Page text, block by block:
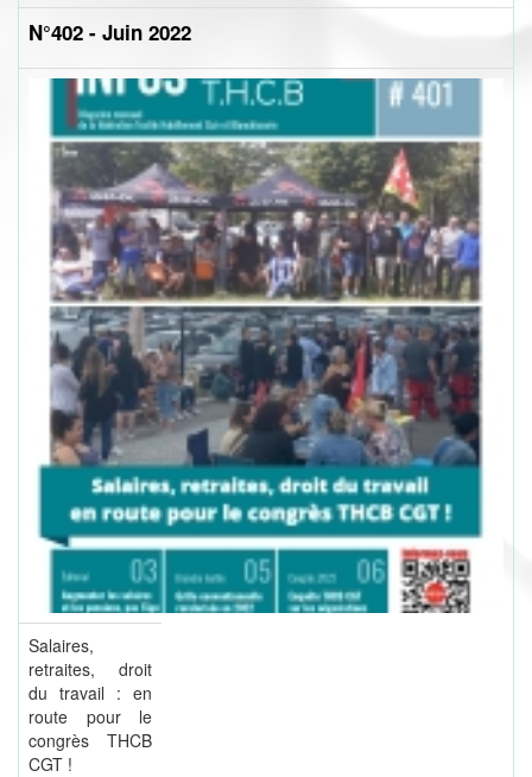
N°402 - Juin 2022
Salaires,
retraites, droit
du travail : en
route pour le
congrès THCB
CGT !